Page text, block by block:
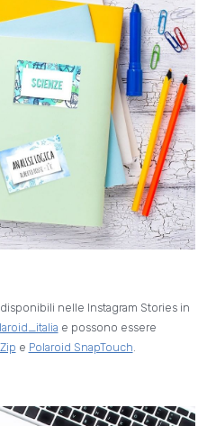
nelle Instagram Stories in
e possono essere
e Polaroid SnapTouch.